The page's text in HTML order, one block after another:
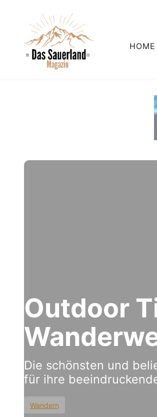
HOME
Outdoor
Die schönsten und
für ihre
Wandern